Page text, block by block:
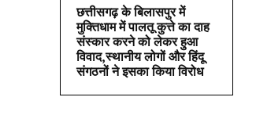
छत्तीसगढ़ के बिलासपुर में
मुक्तिधाम में पालतू कुत्ते का दाह
संस्कार करने को लेकर हुआ
विवाद,स्थानीय लोगों और हिंदू
संगठनों ने इसका किया विरोध